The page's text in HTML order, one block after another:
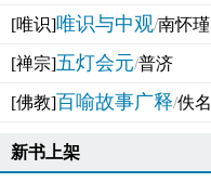
[唯识]唯识与中观/南怀瑾
[禅宗]五灯会元/普济
[佛教]百喻故事广释/佚名
新书上架